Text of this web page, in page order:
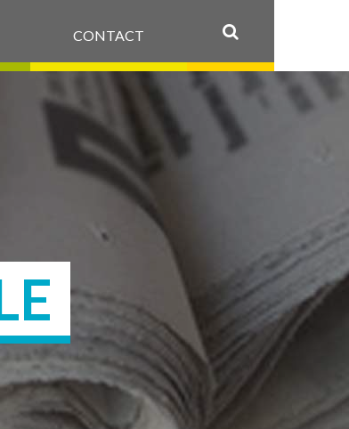
CONTACT